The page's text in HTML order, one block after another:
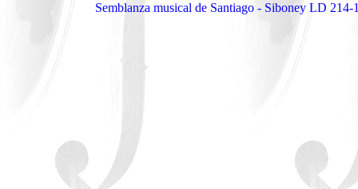
Semblanza musical de Santiago - Siboney LD 214-